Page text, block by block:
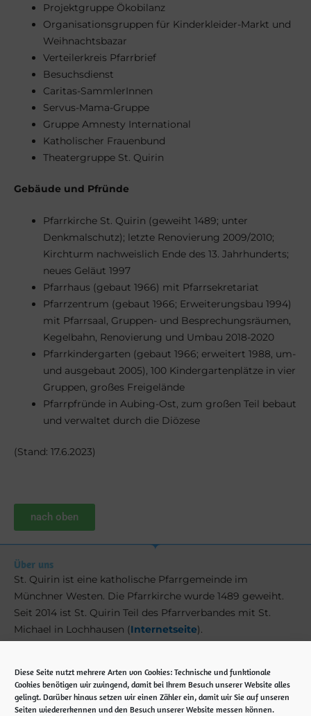
Diese Seite nutzt mehrere Arten von Cookies: Technische und funktionale
Cookies benötigen wir zwingend, damit bei Ihrem Besuch unserer Website alles
gelingt. Darüber hinaus setzen wir einen Zähler ein, damit wir Sie auf unseren
Seiten wiedererkennen und den Besuch unserer Website messen können.
Projektgruppe Ökobilanz
Organisationsgruppen für Kinderkleider-Markt und
Weihnachtsbazar
Verteilerkreis Pfarrbrief
Besuchsdienst
Caritas-SammlerInnen
Servus-Mama-Gruppe
Gruppe Amnesty International
Katholischer Frauenbund
Theatergruppe St. Quirin
Gebäude und Pfründe
Pfarrkirche St. Quirin (geweiht 1489; unter
Denkmalschutz); letzte Renovierung 2009/2010;
Kirchturm nachweislich Ende des 13. Jahrhunderts;
neues Geläut 1997
Pfarrhaus (gebaut 1966) mit Pfarrsekretariat
Pfarrzentrum (gebaut 1966; Erweiterungsbau 1994)
mit Pfarrsaal, Gruppen- und Besprechungsräumen,
Kegelbahn, Renovierung und Umbau 2018-2020
Pfarrkindergarten (gebaut 1966; erweitert 1988, um-
und ausgebaut 2005), 100 Kindergartenplätze in vier
Gruppen, großes Freigelände
Pfarrpfründe in Aubing-Ost, zum großen Teil bebaut
und verwaltet durch die Diözese
(Stand: 17.6.2023)
nach oben
Über uns
St. Quirin ist eine katholische Pfarrgemeinde im
Münchner Westen. Die Pfarrkirche wurde 1489 geweiht.
Seit 2014 ist St. Quirin Teil des Pfarrverbandes mit St.
Michael in Lochhausen (Internetseite).
Kontakt
Pfarramt St. Quirin
Ubostraße 5